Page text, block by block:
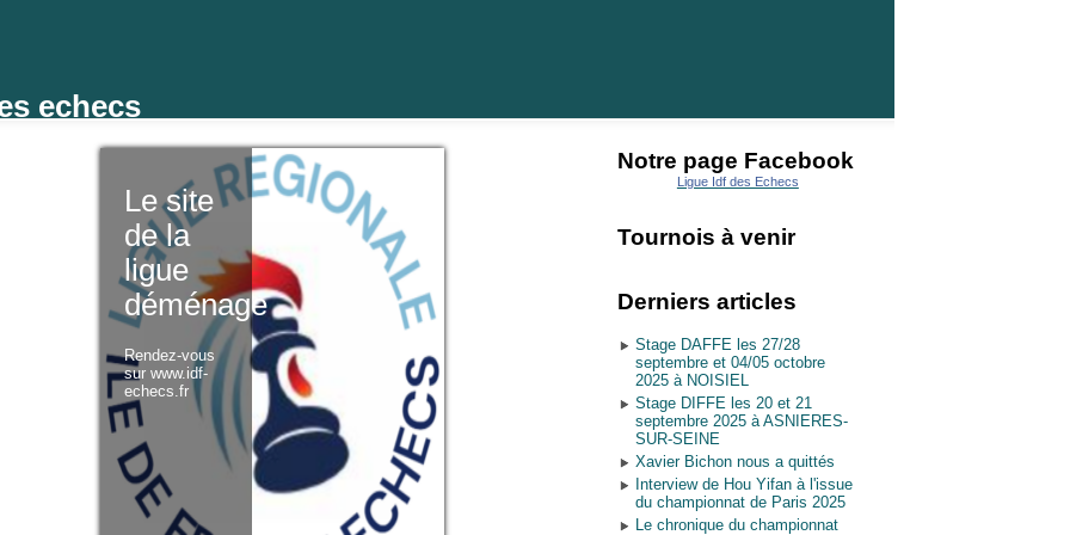
echecs
Le site
de la
ligue
déménage
Rendez-vous
sur www.idf-
echecs.fr
Notre page Facebook
Ligue Idf des Echecs
Tournois à venir
Derniers articles
Stage DAFFE les 27/28
septembre et 04/05 octobre
2025 à NOISIEL
Stage DIFFE les 20 et 21
septembre 2025 à ASNIERES-
SUR-SEINE
Xavier Bichon nous a quittés
Interview de Hou Yifan à l'issue
du championnat de Paris 2025
Le chronique du championnat